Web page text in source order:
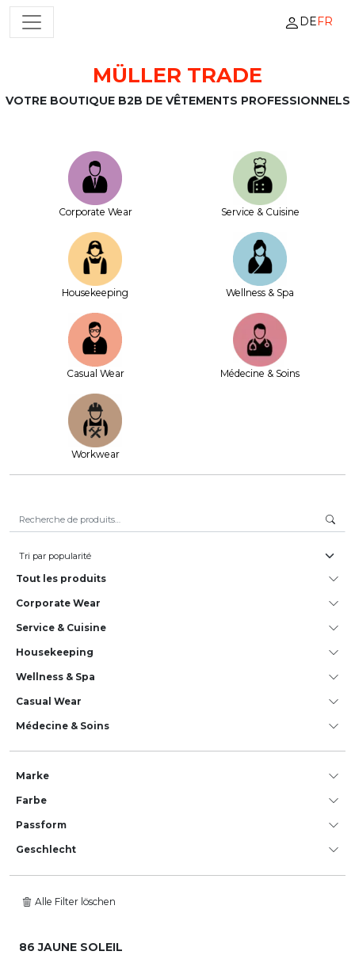
Passer au contenu
NAVIGATION PRINCIPALE DEFR
MÜLLER TRADE
VOTRE BOUTIQUE B2B DE VÊTEMENTS PROFESSIONNELS
Corporate Wear Service & Cuisine
House­keeping Wellness & Spa
Casual Wear Médecine & Soins
Workwear
Tout les produits
Corporate Wear
Service & Cuisine
House­keeping
Wellness & Spa
Casual Wear
Médecine & Soins
Marke
Farbe
Passform
Geschlecht
Alle Filter löschen
86 JAUNE SOLEIL